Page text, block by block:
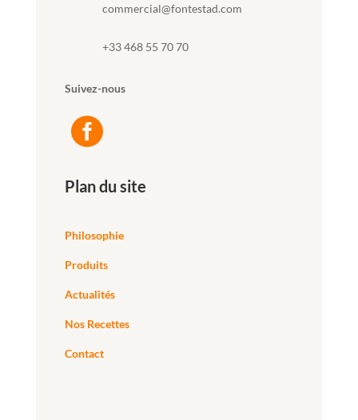
commercial@fontestad.com
+33 468 55 70 70
Suivez-nous

Plan du site
Philosophie
Produits
Actualités
Nos Recettes
Contact